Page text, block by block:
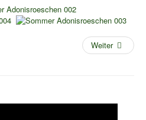
Weiter